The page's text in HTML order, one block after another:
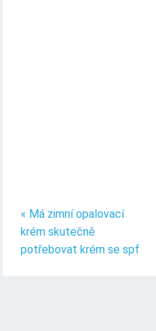
« Má zimní opalovací
krém skutečně
potřebovat krém se spf